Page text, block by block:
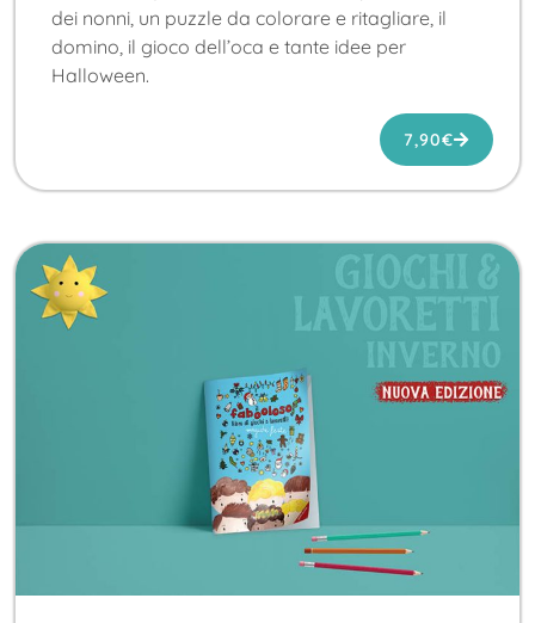
dei nonni, un puzzle da colorare e ritagliare, il
domino, il gioco dell’oca e tante idee per
Halloween.
7,90€